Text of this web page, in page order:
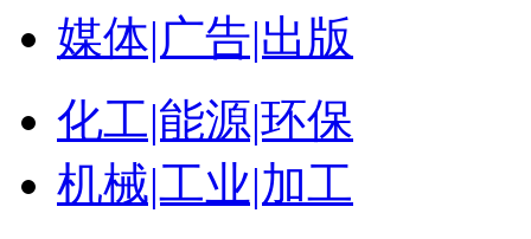
媒体|广告|出版
化工|能源|环保
机械|工业|加工